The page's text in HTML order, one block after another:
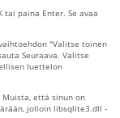
paina Enter. Se avaa
"Valitse toinen
Seuraava. Valitse
luettelon
että sinun on
jolloin libsqlite3.dll -